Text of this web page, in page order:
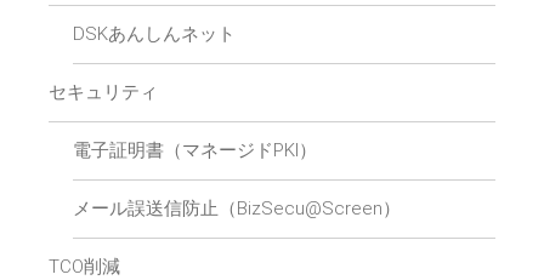
DSKあんしんネット
セキュリティ
電子証明書（マネージドPKI）
メール誤送信防止（BizSecu@Screen）
TCO削減